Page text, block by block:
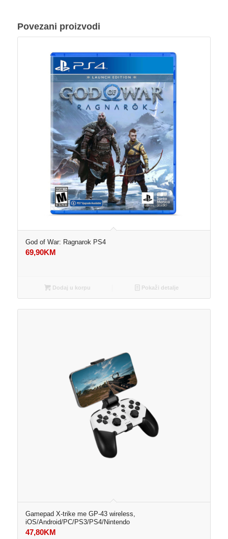
Povezani proizvodi
God of War: Ragnarok PS4
69,90KM
Dodaj u korpu Pokaži detalje
Gamepad X-trike me GP-43 wireless,
iOS/Android/PC/PS3/PS4/Nintendo
47,80KM